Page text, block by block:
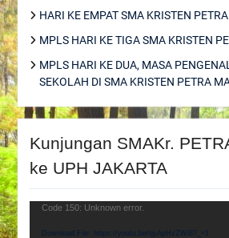
HARI KE EMPAT SMA KRISTEN
MPLS HARI KE TIGA SMA KRISTEN
MPLS HARI KE DUA, MASA
SEKOLAH DI SMA KRISTEN PETRA
Kunjungan SMAKr.
ke UPH JAKARTA
Video
Code 150: Unknown error.
Download File: https://youtu.be/tjyApHzZWi8?_=1